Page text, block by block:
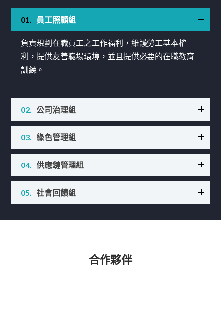
01. 員工照顧組
負責規劃在職員工之工作福利，維護勞工基本權
利，提供友善職場環境，並且提供必要的在職教育
訓練。
02. 公司治理組
在確保資訊透明化及法令遵循之前提下，負責協助
相關部門訂定各項公司治理相關規章與制度，協助
得最大平衡功能。
03. 綠色管理組
整合公司上下游供應鏈合作夥伴建立綠色供應鏈，
理，共同以保護地球為志，一同維護友善的產業環
04. 供應鏈管理組
負責發展永續產品與解決方案供應鏈，為客戶打造
05. 社會回饋組
合作夥伴